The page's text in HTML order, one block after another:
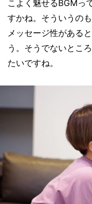
こよく魅せるBGMっ
すかね。そういうの
メッセージ性がある
う。そうでないとこ
たいですね。